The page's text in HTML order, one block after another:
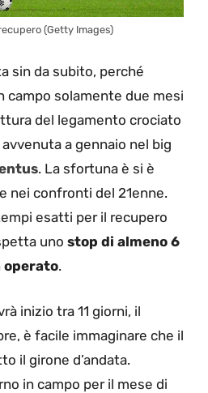
(Getty Images)
sin da subito, perché
campo solamente due mesi
del legamento crociato
a gennaio nel big
. La sfortuna è si è
nei confronti del 21enne.
esatti per il recupero
uno stop di almeno 6
operato.
inizio tra 11 giorni, il
è facile immaginare che il
il girone d’andata.
in campo per il mese di